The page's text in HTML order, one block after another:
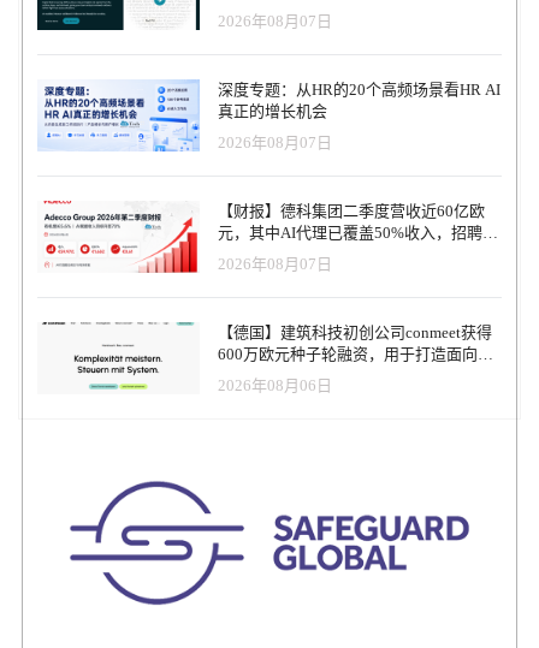
2026年08月07日
深度专题：从HR的20个高频场景看HR AI
真正的增长机会
2026年08月07日
【财报】德科集团二季度营收近60亿欧
元，其中AI代理已覆盖50%收入，招聘服
务进入运营重构阶段
2026年08月07日
【德国】建筑科技初创公司conmeet获得
600万欧元种子轮融资，用于打造面向贸
易和建筑行业的AI操作系统
2026年08月06日